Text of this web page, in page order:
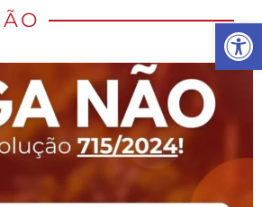
Abrir